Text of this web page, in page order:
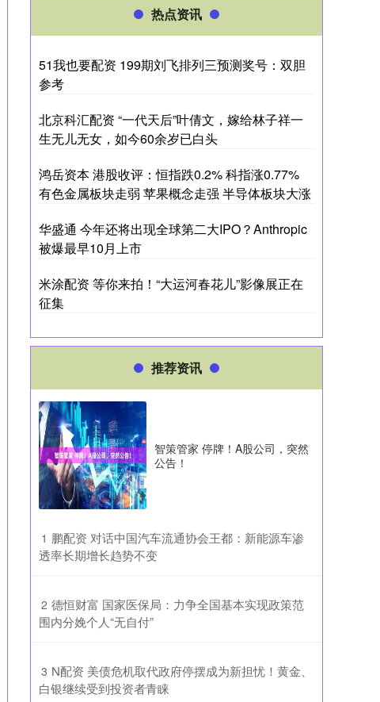
热点资讯
51我也要配资 199期刘飞排列三预测奖号：双胆
参考
北京科汇配资 “一代天后”叶倩文，嫁给林子祥一
生无儿无女，如今60余岁已白头
鸿岳资本 港股收评：恒指跌0.2% 科指涨0.77%
有色金属板块走弱 苹果概念走强 半导体板块大涨
华盛通 今年还将出现全球第二大IPO？Anthropic
被爆最早10月上市
米涂配资 等你来拍！“大运河春花儿”影像展正在
征集
推荐资讯
智策管家 停牌！A股公司，突然
公告！
1 ​鹏配资 对话中国汽车流通协会王都：新能源车渗
透率长期增长趋势不变
2 ​德恒财富 国家医保局：力争全国基本实现政策范
围内分娩个人“无自付”
3 ​N配资 美债危机取代政府停摆成为新担忧！黄金、
白银继续受到投资者青睐